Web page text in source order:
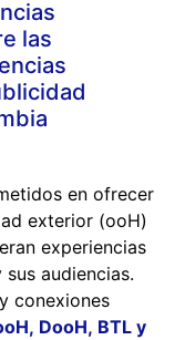
las
en ofrecer
exterior (ooH)
experiencias
audiencias.
conexiones
, DooH, BTL y